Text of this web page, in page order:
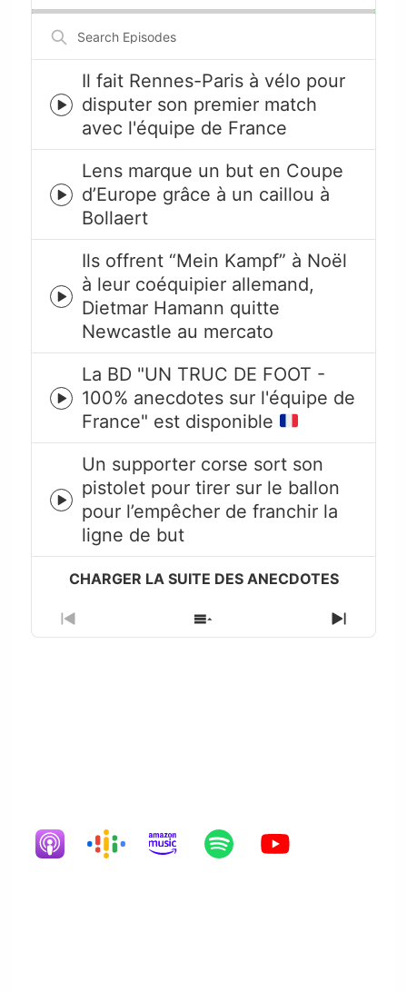
Search
Episodes
Episode
play
icon
Il fait Rennes-Paris à vélo pour
disputer son premier match
avec l'équipe de France
Episode
play
icon
Lens marque un but en Coupe
d’Europe grâce à un caillou à
Bollaert
Episode
play
icon
Ils offrent “Mein Kampf” à Noël
à leur coéquipier allemand,
Dietmar Hamann quitte
Newcastle au mercato
Episode
play
icon
La BD "UN TRUC DE FOOT -
100% anecdotes sur l'équipe de
France" est disponible
Episode
play
icon
Un supporter corse sort son
pistolet pour tirer sur le ballon
pour l’empêcher de franchir la
ligne de but
Previous
Show
Next